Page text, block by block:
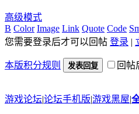
高级模式
B Color Image Link Quote Code
您需要登录后才可以回帖 登录 |
本版积分规则 发表回复 回帖
游戏论坛|论坛手机版|游戏黑屋|